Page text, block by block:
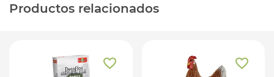
Productos relacionados